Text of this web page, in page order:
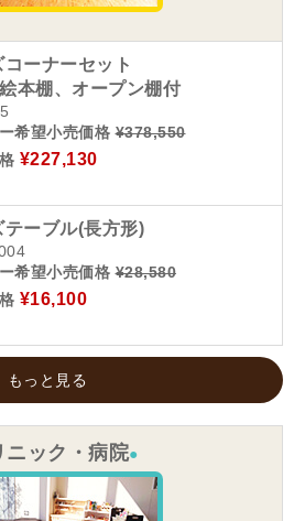
コーナーセット
本棚、オープン棚付
希望小売価格¥378,550
¥227,130
テーブル(長方形)
希望小売価格¥28,580
¥16,100
もっと見る
ニック・病院●